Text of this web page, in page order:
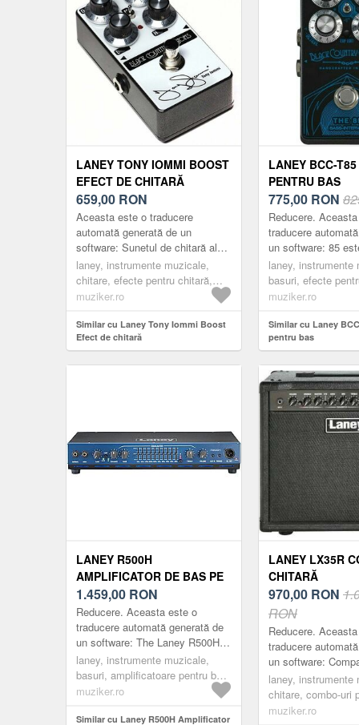
LANEY TONY IOMMI BOOST
EFECT DE CHITARĂ
659,00 RON
Aceasta este o traducere
automată generată de un
software: Sunetul de chitară al
primului Album Black Sabbath
este de fapt rezultatul unui număr
de...
laney, instrumente muzicale,
chitare, efecte pentru chitară,
overdrive
muziker.ro
Similar cu Laney Tony Iommi Boost
Efect de chitară
LANEY BCC-
PENTRU BAS
775,00 RON
Reducere.
traducere
un software: 85
intervale de bass
urmărire și sunet
studio. 8...
laney, instrumente
basuri, efecte
de efect pentru
muziker.ro
Similar cu Laney
pentru bas
LANEY R500H
AMPLIFICATOR DE BAS PE
TRANZISTORI
1.459,00 RON
Reducere. Aceasta este o
traducere automată generată de
un software: The Laney R500H
este un cap de amplificator de
bas cu stare solidă care are o
impresiona...
laney, instrumente muzicale,
basuri, amplificatoare pentru bas,
amplificatoare de bas pe
muziker.ro
Similar cu Laney R500H Amplificator
LANEY LX35R
CHITARĂ
970,00 RON
RON
Reducere.
traducere
un software:
amplificator
dublu 35W RMS
electrica din seria
laney, instrumente
chitare, combo-uri
combo-uri de
muziker.ro